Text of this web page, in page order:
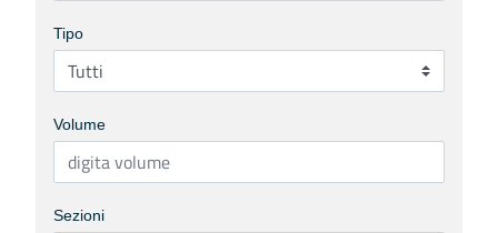
Tipo
Volume
Sezioni